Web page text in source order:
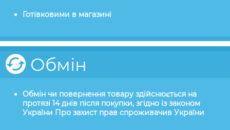
Готівковими в магазині
Обмін
Обмін чи повернення товару здійснюється на
протязі 14 днів після покупки, згідно із законом
України Про захист прав спроживачив України